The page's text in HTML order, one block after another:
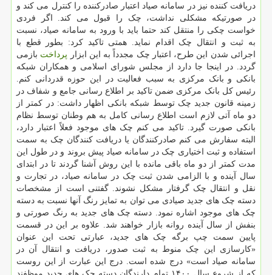
دریافت کننده نیز در سامانه صیاد اعتبار صادرکننده را کنترل می کند و
در صورتیکه مشکلی نداشت، چک را قبول می کند. اگر فردی
خواست چکی را منتقل کند حتما باید با ورود به سامانه صیاد، نسبت
به ثبت و انتقال چک اقدام نماید. همتی تاکید کرد: بطور قطع با
اجرائی شدن این طرح، اعتبار چک مجدداً به این ابزار پرداخت بازمی
گردد. در اینجا جا دارد از مجلس شورای اسلامی و همکاران شبکه
بانکی و بانک مرکزی به سبب فعالیت در این حوزه قدردانی کنم.
رئیس کل بانک مرکزی ضمن تاکید بر اطلاع رسانی جامع و شفاف در
زمینه قانون جدید چک توسط شبکه بانکی اظهار داشت: در کمتر از
دو ماه آتی لازم است اطلاع رسانی کامل به هم وطنان توسط نظام
بانکی صورت گیرد. تاکید می کنم چک های موجود فعلاً اعتبار دارد،
البته سفارش می کنم صادرکنندگان یا دریافت کنندگان چک به سمت
استفاده و ثبت اختیاری چک در سامانه صیاد پیش بروند و در طول این
مدت کمتر از دو ماه باقی مانده با این روش آشنا گردند تا در ابتدای
سال آینده و با الزامی شدن ثبت چک در سامانه صیاد، در تجارت و
نقل و انتقال چک گرفتار مشکل نشوند. گفتنی است از مشخصات
دسته چک های جدید صیادی می توان به تمایز رنگ آنها نسبت به دسته
چک های موجود اشاره نمود. دسته چک های جدید به رنگ صورتی و
بنفش از سال آینده روانه بازار خواهند شد. علاوه بر این در قسمت
پایین سمت چپ برگه چک های جدید، عبارتی تحت این عنوان
«کارسازی این چک منوط به ثبت صدور، دریافت و انتقال آن در
سامانه صیاد است» درج شده است. درج این عبارت از این روست
که از شروع سال ۱۴۰۰ تمام دارندگان دسته چک های جدید موظفند